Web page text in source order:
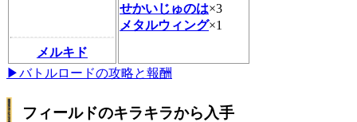
メルキド
せかいじゅのは×3
メタルウィング×1
▶バトルロードの攻略と報酬
フィールドのキラキラから入手